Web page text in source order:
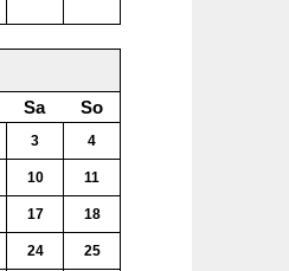
Sa So
3 4
10 11
17 18
24 25